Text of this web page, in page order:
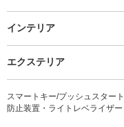
インテリア
エクステリア
スマートキー/プッシュスター
防止装置・ライトレベライザ